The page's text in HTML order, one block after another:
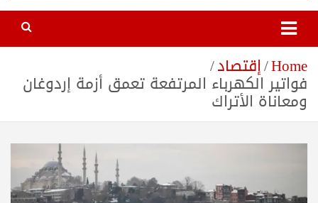
Home إقتصاد
فواتير الكهرباء المرتفعة تعمق أزمة إردوغان
ومعاناة الأتراك